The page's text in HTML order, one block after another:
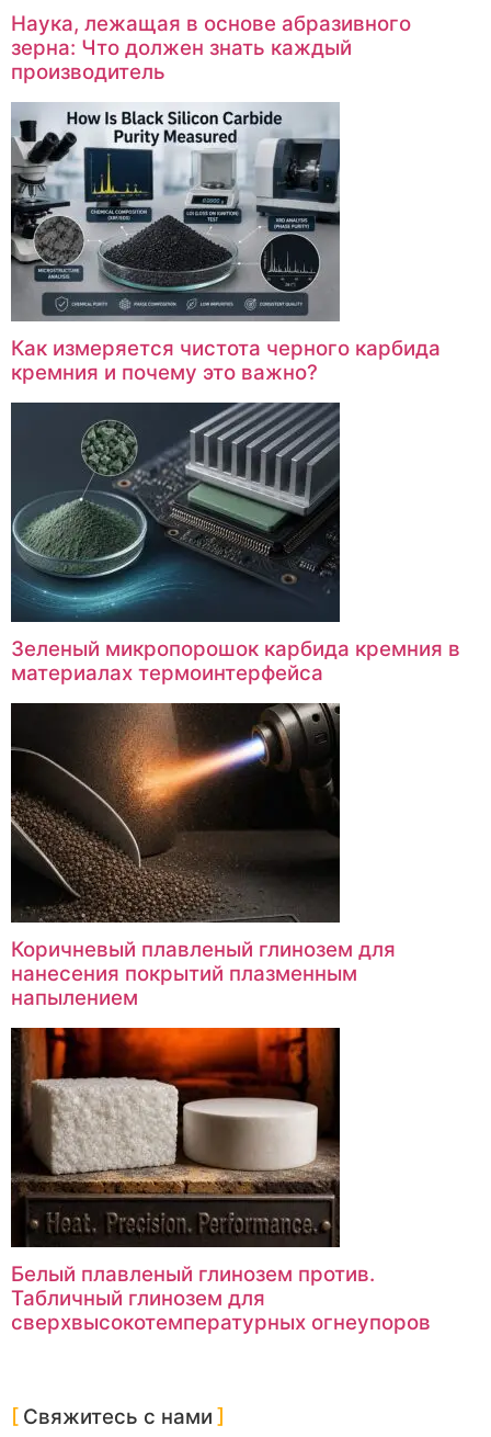
Наука, лежащая в основе абразивного
зерна: Что должен знать каждый
производитель
Как измеряется чистота черного карбида
кремния и почему это важно?
Зеленый микропорошок карбида кремния в
материалах термоинтерфейса
Коричневый плавленый глинозем для
нанесения покрытий плазменным
напылением
Белый плавленый глинозем против.
Табличный глинозем для
сверхвысокотемпературных огнеупоров
Свяжитесь с нами